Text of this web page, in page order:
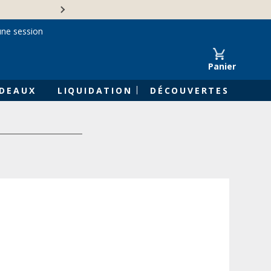
Panier
LIQUIDATION DÉCOUVERTES
session